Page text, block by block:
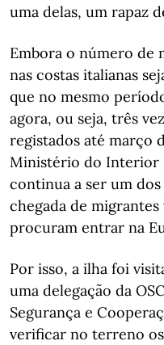
uma delas, um rapaz
Embora o número de
nas costas italianas
que no mesmo
agora, ou seja, três
registados até março
Ministério do Interior
continua a ser um
chegada de
procuram entrar na
Por isso, a ilha foi
uma delegação da
Segurança e
verificar no terreno